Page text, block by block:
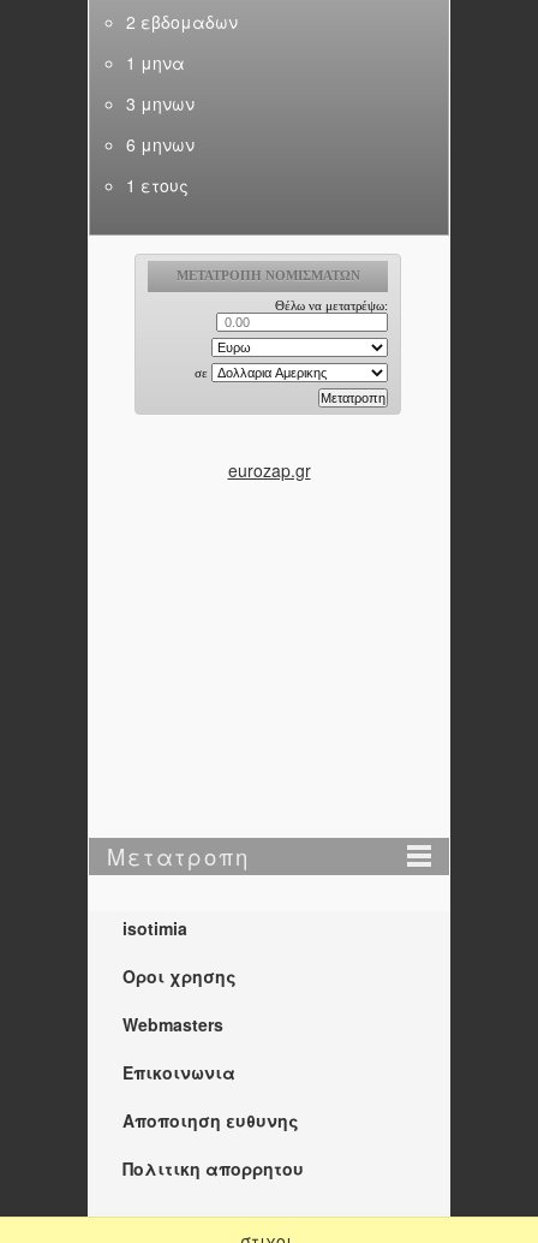
2 εβδομαδων
1 μηνα
3 μηνων
6 μηνων
1 ετους
eurozap.gr
Μετατροπη
isotimia
Οροι χρησης
Webmasters
Επικοινωνια
Αποποιηση ευθυνης
Πολιτικη απορρητου